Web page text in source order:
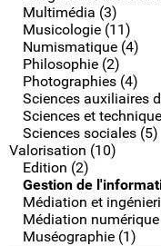
Multimédia (3)
Musicologie (11)
Numismatique (4)
Philosophie (2)
Photographies (4)
Sciences auxiliaires
Sciences et
Sciences sociales (5)
Valorisation (10)
Edition (2)
Gestion de
Médiation et
Médiation
Muséographie (1)